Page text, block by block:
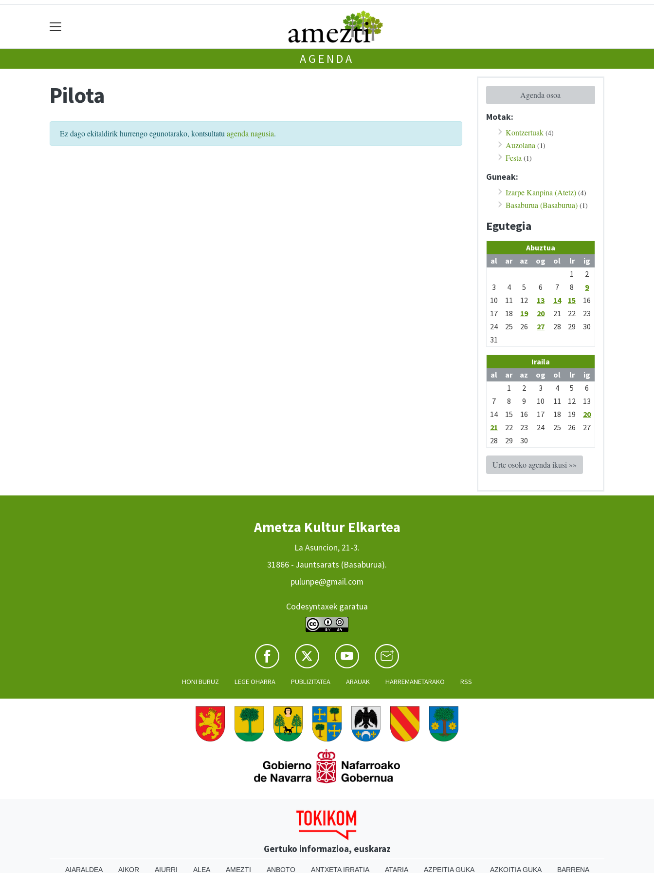
AGENDA
Pilota
Ez dago ekitaldirik hurrengo egunotarako, kontsultatu agenda nagusia.
Agenda osoa
Motak:
Kontzertuak (4)
Auzolana (1)
Festa (1)
Guneak:
Izarpe Kanpina (Atetz) (4)
Basaburua (Basaburua) (1)
Egutegia
Abuztua
al
ar az og ol lr
ig
1
2
3
4 5 6 7 8
9
10
11 12 13 14 15
16
17
18 19 20 21 22
23
24
25 26 27 28 29
30
31
Iraila
al
ar az og ol lr
ig
1
2 3 4 5
6
7
8 9 10 11 12
13
14
15 16 17 18 19
20
21
22 23 24 25 26
27
28
29 30
Urte osoko agenda ikusi »»
Ametza Kultur Elkartea
La Asuncion, 21-3.
31866 - Jauntsarats (Basaburua).
pulunpe@gmail.com
Codesyntaxek garatua
HONI BURUZ LEGE OHARRA PUBLIZITATEA ARAUAK HARREMANETARAKO RSS
Gertuko informazioa, euskaraz
AIARALDEA AIKOR AIURRI ALEA AMEZTI ANBOTO ANTXETA IRRATIA ATARIA AZPEITIA GUKA AZKOITIA GUKA BARRENA